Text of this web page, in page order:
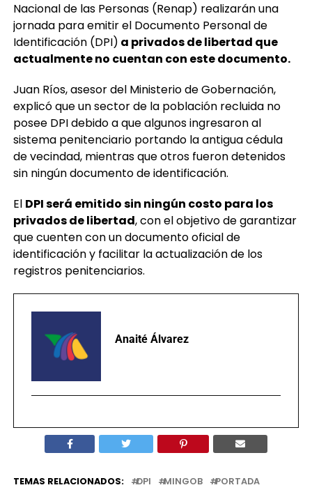
Nacional de las Personas (Renap) realizarán una
jornada para emitir el Documento Personal de
Identificación (DPI) a privados de libertad que
actualmente no cuentan con este documento.
Juan Ríos, asesor del Ministerio de Gobernación,
explicó que un sector de la población recluida no
posee DPI debido a que algunos ingresaron al
sistema penitenciario portando la antigua cédula
de vecindad, mientras que otros fueron detenidos
sin ningún documento de identificación.
El DPI será emitido sin ningún costo para los
privados de libertad, con el objetivo de garantizar
que cuenten con un documento oficial de
identificación y facilitar la actualización de los
registros penitenciarios.
Anaité Álvarez
TEMAS RELACIONADOS: DPI MINGOB PORTADA